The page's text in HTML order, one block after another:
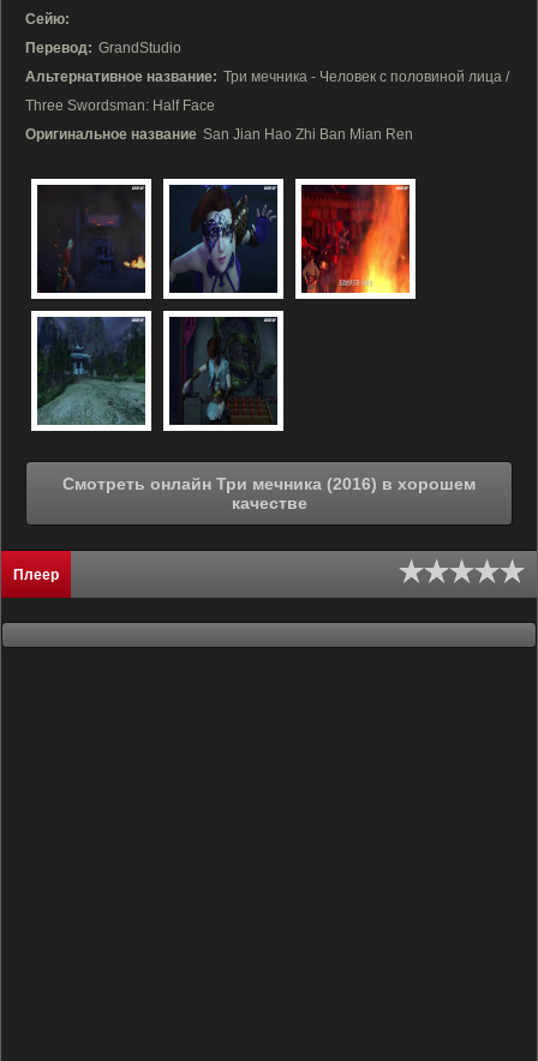
Сейю:
Перевод: GrandStudio
Альтернативное название: Три мечника - Человек с половиной лица /
Three Swordsman: Half Face
Оригинальное название San Jian Hao Zhi Ban Mian Ren
Смотреть онлайн Три мечника (2016) в хорошем
качестве
Плеер